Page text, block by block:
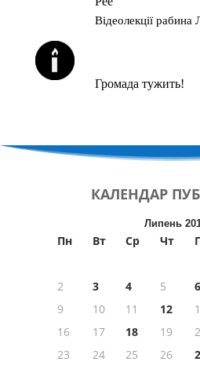
Відеолекції рабина
Громада тужить!
КАЛЕНДАР
Липень
Пн Вт Ср Чт
2
3 4 5 6
9
10 11 12
16
17 18 19
23
24 25 26